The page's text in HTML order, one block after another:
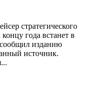
стратегического
года встанет в
изданию
источник.